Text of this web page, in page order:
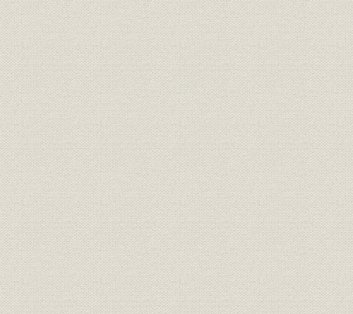
第4節 太平洋戦争と日本ワットソン
第5節 日本統計機株式会社小史
1. 日本統計機株式会社の設立
2. 戦争とPCS
第2章 日本アイ・ビー・エムの再出発(昭和20年~昭和32年)
第1節 日本インターナショナル・ビジネス・マシーンス社の発足
1. 平和の回復と戦後の過渡期
2. 日本インターナショナル・ビジネス・マシーンス社の発足
3. IBMワールド・トレードコーポレーションと戦後日本の為替事情